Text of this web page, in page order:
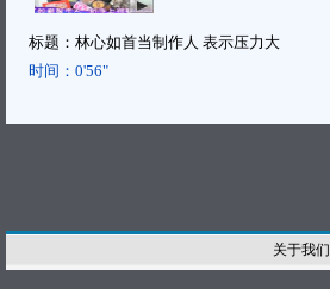
标题： 林心如首当制作人 表示压力大
时间： 0'56"
关于我们